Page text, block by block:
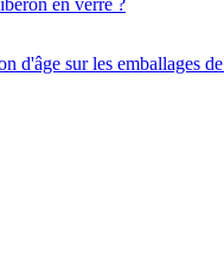
d'âge sur les emballages